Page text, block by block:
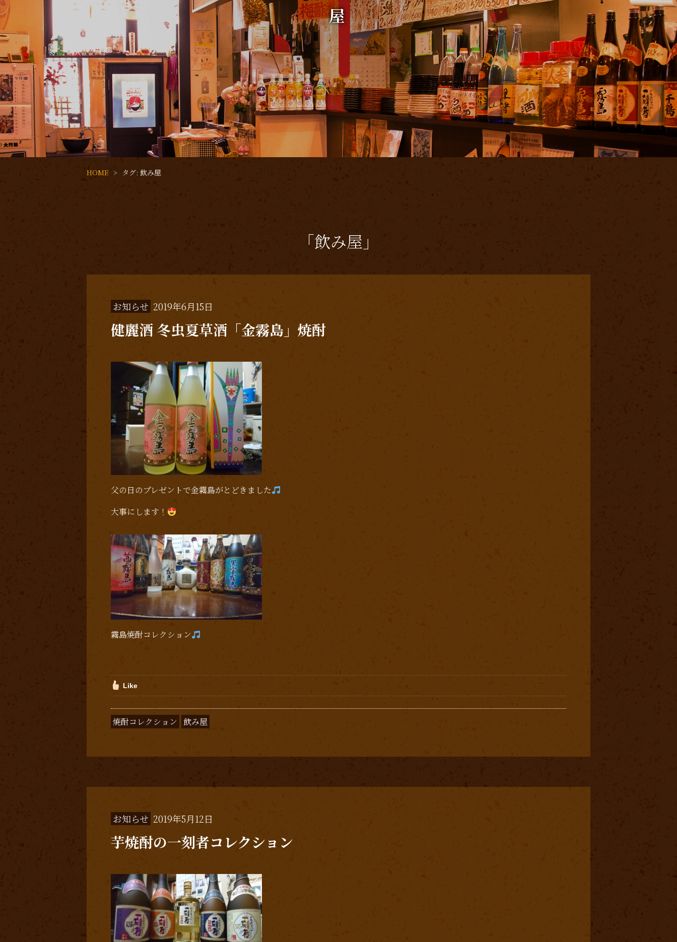
HOME タグ: 飲み屋
「飲み屋」
お知らせ 2019年6月15日
健麗酒 冬虫夏草酒「金霧島」焼酎
父の日のプレゼントで金霧島がとどきました
大事にします！
霧島焼酎コレクション
Like
焼酎コレクション 飲み屋
お知らせ 2019年5月12日
芋焼酎の一刻者コレクション